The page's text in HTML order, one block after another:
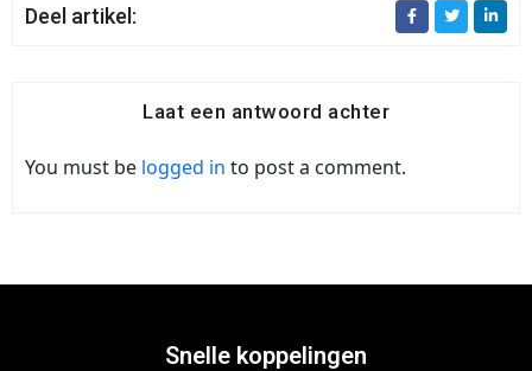
Deel artikel:
Laat een antwoord achter
You must be logged in to post a comment.
Snelle koppelingen